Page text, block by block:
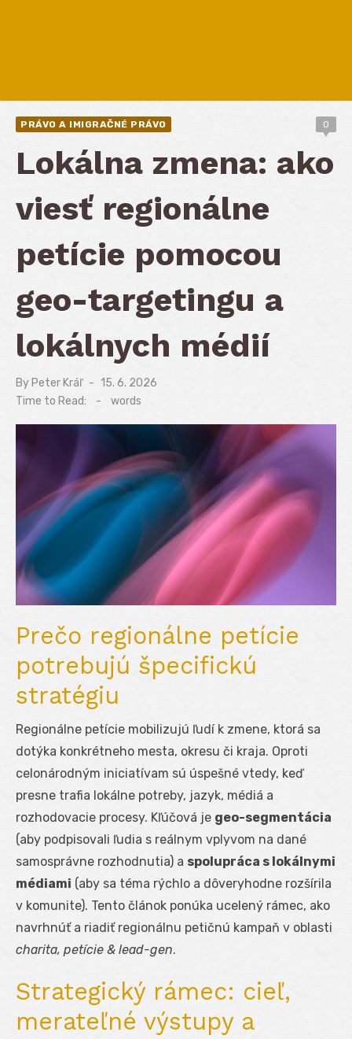
PRÁVO A IMIGRAČNÉ PRÁVO 0
Lokálna zmena: ako
viesť regionálne
petície pomocou
geo-targetingu a
lokálnych médií
By Peter Kráľ
Posted
on
15. 6. 2026
Time to Read:
- words
Prečo regionálne petície
potrebujú špecifickú
stratégiu
Regionálne petície mobilizujú ľudí k zmene, ktorá sa
dotýka konkrétneho mesta, okresu či kraja. Oproti
celonárodným iniciatívam sú úspešné vtedy, keď
presne trafia lokálne potreby, jazyk, médiá a
rozhodovacie procesy. Kľúčová je geo-segmentácia
(aby podpisovali ľudia s reálnym vplyvom na dané
samosprávne rozhodnutia) a spolupráca s lokálnymi
médiami (aby sa téma rýchlo a dôveryhodne rozšírila
v komunite). Tento článok ponúka ucelený rámec, ako
navrhnúť a riadiť regionálnu petičnú kampaň v oblasti
charita, petície & lead-gen.
Strategický rámec: cieľ,
merateľné výstupy a